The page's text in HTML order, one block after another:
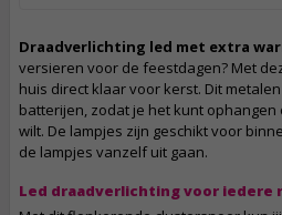
Draadverlichting led met extra
versieren voor de feestdagen? Met
huis direct klaar voor kerst. Dit
batterijen, zodat je het kunt
wilt. De lampjes zijn geschikt voor
de lampjes vanzelf uit gaan.
Led draadverlichting voor iedere